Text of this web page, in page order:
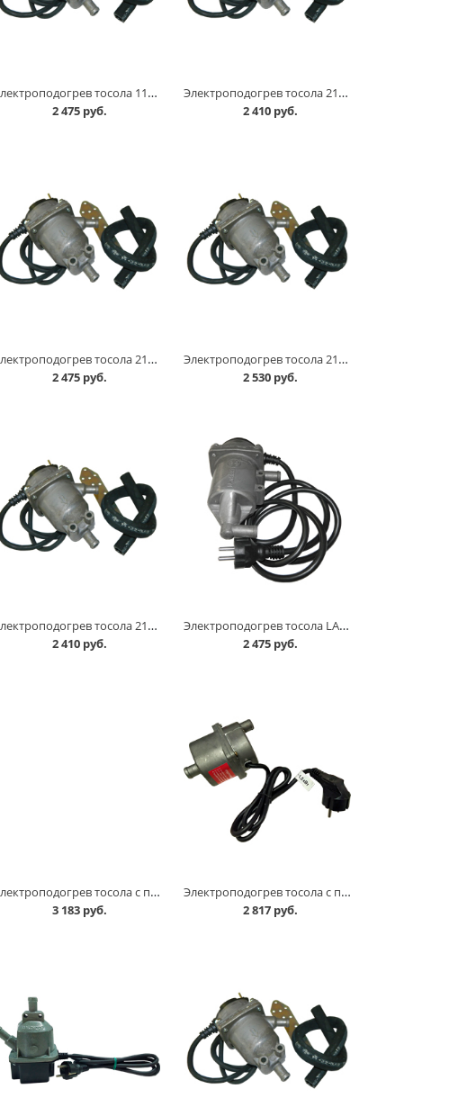
Электроподогрев тосола 11183 /16-кл, ./,2110-2112 /16-кл./ , 2170 /16-кл./ г.ТЮМЕНЬ в Омске
2 475 руб.
Электроподогрев тосола 2101-07,2121 /карбюраторный/ г.ТЮМЕНЬ в Омске
2 410 руб.
Электроподогрев тосола 2108-015 /карбюраторный/ г.ТЮМЕНЬ в Омске
2 475 руб.
Электроподогрев тосола 21214,2123 /инжектор/ г.ТЮМЕНЬ в Омске
2 530 руб.
Электроподогрев тосола 2190 г.ТЮМЕНЬ в Омске
2 410 руб.
Электроподогрев тосола LARGUS RF-90 в Омске
2 475 руб.
Электроподогрев тосола с помпой 1,5кВт NOVA PRO в Омске
3 183 руб.
Электроподогрев тосола с помпой 1,5кВт ГОЛЬФСТРИМ-5Х в Омске
2 817 руб.